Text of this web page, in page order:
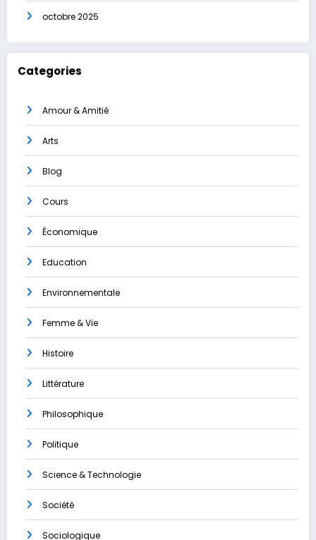
octobre 2025
Categories
Amour & Amitié
Arts
Blog
Cours
Économique
Education
Environnementale
Femme & Vie
Histoire
Littérature
Philosophique
Politique
Science & Technologie
Société
Sociologique